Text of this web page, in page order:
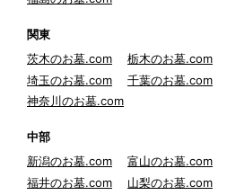
関東
茨木のお墓.com
栃木のお墓.com
埼玉のお墓.com
千葉のお墓.com
神奈川のお墓.com
中部
新潟のお墓.com
富山のお墓.com
福井のお墓.com
山梨のお墓.com